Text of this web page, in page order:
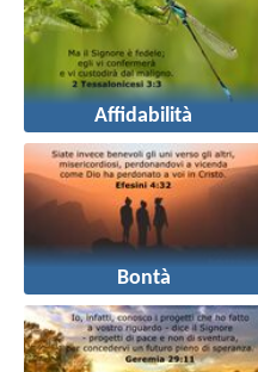
Affidabilità
Bontà